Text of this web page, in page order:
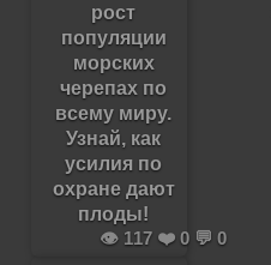
рост
популяции
морских
черепах по
всему миру.
Узнай, как
усилия по
охране дают
плоды!
👁️ 117 ❤️ 0 💬 0